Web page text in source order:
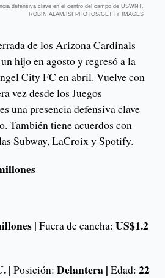
defensiva clave en el centro del campo de USWNT.
ROBIN ALAM/ISI PHOTOS/GETTY IMAGES
de los Arizona Cardinals
hijo en agosto y regresó a la
City FC en abril. Vuelve con
vez desde los Juegos
una presencia defensiva clave
También tiene acuerdos con
Subway, LaCroix y Spotify.
| Fuera de cancha: US$1.2
| Posición: Delantera | Edad: 22